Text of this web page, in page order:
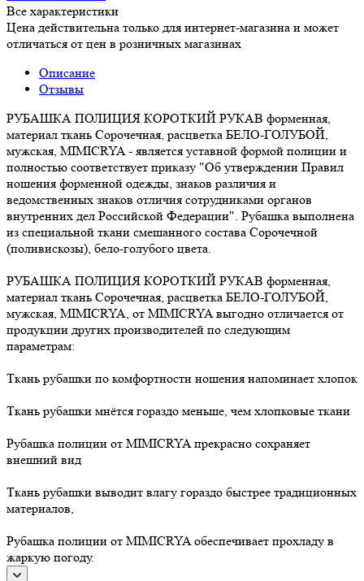
Все характеристики
Цена действительна только для интернет-магазина и может
отличаться от цен в розничных магазинах
Описание
Отзывы
РУБАШКА ПОЛИЦИЯ КОРОТКИЙ РУКАВ форменная,
материал ткань Сорочечная, расцветка БЕЛО-ГОЛУБОЙ,
мужская, MIMICRYA - является уставной формой полиции и
полностью соответствует приказу "Об утверждении Правил
ношения форменной одежды, знаков различия и
ведомственных знаков отличия сотрудниками органов
внутренних дел Российской Федерации". Рубашка выполнена
из специальной ткани смешанного состава Сорочечной
(поливискозы), бело-голубого цвета.
РУБАШКА ПОЛИЦИЯ КОРОТКИЙ РУКАВ форменная,
материал ткань Сорочечная, расцветка БЕЛО-ГОЛУБОЙ,
мужская, MIMICRYA, от MIMICRYA выгодно отличается от
продукции других производителей по следующим
параметрам:
Ткань рубашки по комфортности ношения напоминает хлопок
Ткань рубашки мнётся гораздо меньше, чем хлопковые ткани
Рубашка полиции от MIMICRYA прекрасно сохраняет
внешний вид
Ткань рубашки выводит влагу гораздо быстрее традиционных
материалов,
Рубашка полиции от MIMICRYA обеспечивает прохладу в
жаркую погоду.